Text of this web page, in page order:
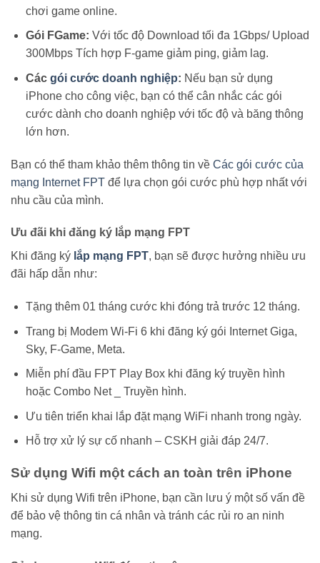
chơi game online.
Gói FGame: Với tốc độ Download tối đa 1Gbps/ Upload
300Mbps Tích hợp F-game giảm ping, giảm lag.
Các gói cước doanh nghiệp: Nếu bạn sử dụng
iPhone cho công việc, bạn có thể cân nhắc các gói
cước dành cho doanh nghiệp với tốc độ và băng thông
lớn hơn.
Bạn có thể tham khảo thêm thông tin về Các gói cước của
mạng Internet FPT để lựa chọn gói cước phù hợp nhất với
nhu cầu của mình.
Ưu đãi khi đăng ký lắp mạng FPT
Khi đăng ký lắp mạng FPT, bạn sẽ được hưởng nhiều ưu
đãi hấp dẫn như:
Tặng thêm 01 tháng cước khi đóng trả trước 12 tháng.
Trang bị Modem Wi-Fi 6 khi đăng ký gói Internet Giga,
Sky, F-Game, Meta.
Miễn phí đầu FPT Play Box khi đăng ký truyền hình
hoặc Combo Net _ Truyền hình.
Ưu tiên triển khai lắp đặt mạng WiFi nhanh trong ngày.
Hỗ trợ xử lý sự cố nhanh – CSKH giải đáp 24/7.
Sử dụng Wifi một cách an toàn trên iPhone
Khi sử dụng Wifi trên iPhone, bạn cần lưu ý một số vấn đề
để bảo vệ thông tin cá nhân và tránh các rủi ro an ninh
mạng.